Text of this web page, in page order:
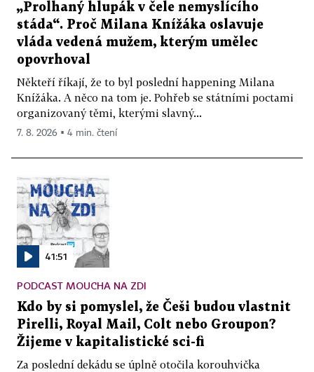
„Prolhaný hlupák v čele nemyslícího
stáda“. Proč Milana Knížáka oslavuje
vláda vedená mužem, kterým umělec
opovrhoval
Někteří říkají, že to byl poslední happening Milana
Knížáka. A něco na tom je. Pohřeb se státními poctami
organizovaný těmi, kterými slavný...
7. 8. 2026 ▪ 4 min. čtení
41:51
PODCAST MOUCHA NA ZDI
Kdo by si pomyslel, že Češi budou vlastnit
Pirelli, Royal Mail, Colt nebo Groupon?
Žijeme v kapitalistické sci-fi
Za poslední dekádu se úplně otočila korouhvička